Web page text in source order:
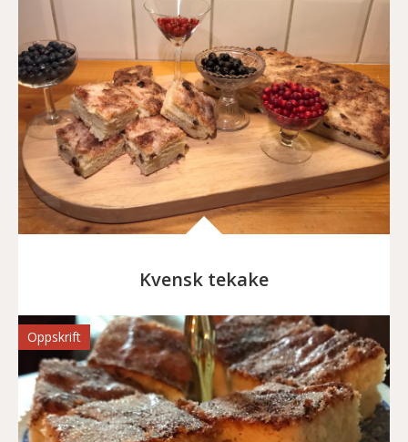
Kvensk tekake
Oppskrift